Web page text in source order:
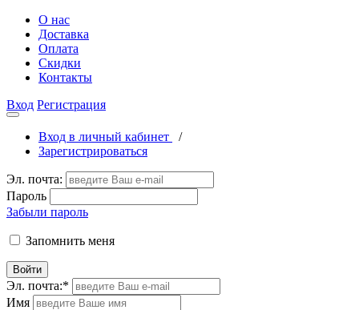
О нас
Доставка
Оплата
Скидки
Контакты
Вход Регистрация
Вход в личный кабинет
/
Зарегистрироваться
Эл. почта:
Пароль
Забыли пароль
Запомнить меня
Войти
Эл. почта:*
Имя